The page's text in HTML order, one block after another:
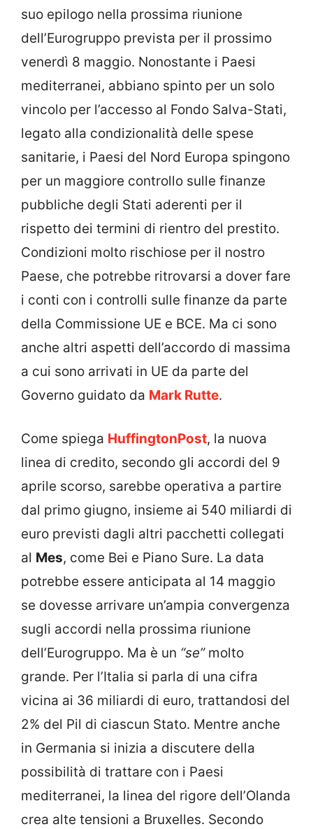
suo epilogo nella prossima riunione
dell’Eurogruppo prevista per il prossimo
venerdì 8 maggio. Nonostante i Paesi
mediterranei, abbiano spinto per un solo
vincolo per l’accesso al Fondo Salva-Stati,
legato alla condizionalità delle spese
sanitarie, i Paesi del Nord Europa spingono
per un maggiore controllo sulle finanze
pubbliche degli Stati aderenti per il
rispetto dei termini di rientro del prestito.
Condizioni molto rischiose per il nostro
Paese, che potrebbe ritrovarsi a dover fare
i conti con i controlli sulle finanze da parte
della Commissione UE e BCE. Ma ci sono
anche altri aspetti dell’accordo di massima
a cui sono arrivati in UE da parte del
Governo guidato da Mark Rutte.
Come spiega HuffingtonPost, la nuova
linea di credito, secondo gli accordi del 9
aprile scorso, sarebbe operativa a partire
dal primo giugno, insieme ai 540 miliardi di
euro previsti dagli altri pacchetti collegati
al Mes, come Bei e Piano Sure. La data
potrebbe essere anticipata al 14 maggio
se dovesse arrivare un’ampia convergenza
sugli accordi nella prossima riunione
dell’Eurogruppo. Ma è un “se”molto
grande. Per l’Italia si parla di una cifra
vicina ai 36 miliardi di euro, trattandosi del
2% del Pil di ciascun Stato. Mentre anche
in Germania si inizia a discutere della
possibilità di trattare con i Paesi
mediterranei, la linea del rigore dell’Olanda
crea alte tensioni a Bruxelles. Secondo